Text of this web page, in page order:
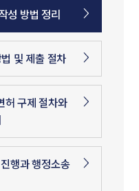
성 방법 정리
및 제출 절차
허 구제 절차와
행과 행정소송